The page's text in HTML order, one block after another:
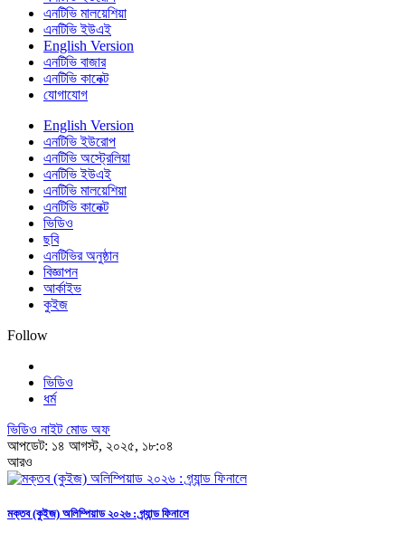
এনটিভি মালয়েশিয়া
এনটিভি ইউএই
English Version
এনটিভি বাজার
এনটিভি কানেক্ট
যোগাযোগ
English Version
এনটিভি ইউরোপ
এনটিভি অস্ট্রেলিয়া
এনটিভি ইউএই
এনটিভি মালয়েশিয়া
এনটিভি কানেক্ট
ভিডিও
ছবি
এনটিভির অনুষ্ঠান
বিজ্ঞাপন
আর্কাইভ
কুইজ
Follow
ভিডিও
ধর্ম
ভিডিও নাইট মোড অফ
আপডেট: ১৪ আগস্ট, ২০২৫, ১৮:০৪
আরও
মক্তব (কুইজ) অলিম্পিয়াড ২০২৬ : গ্র্যান্ড ফিনালে